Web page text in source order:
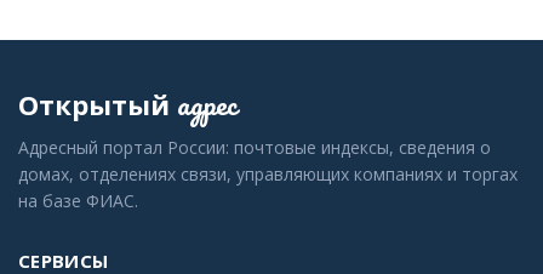
Открытый адрес
Адресный портал России: почтовые индексы, сведения о
домах, отделениях связи, управляющих компаниях и торгах
на базе ФИАС.
СЕРВИСЫ